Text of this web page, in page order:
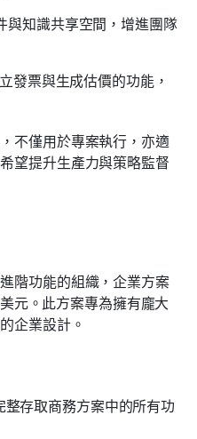
與知識共享空間，增進團隊
發票與生成估價的功能，
不僅用於專案執行，亦適
望提升生產力與策略監督
階功能的組織，企業方案
元。此方案專為擁有龐大
企業設計。
整存取商務方案中的所有功